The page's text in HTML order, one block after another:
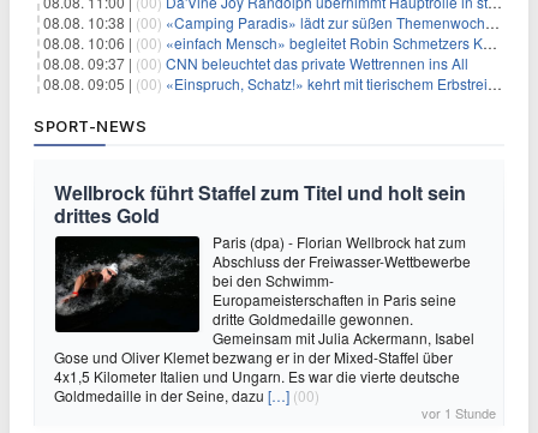
08.08. 10:38 | (00) «Camping Paradis» lädt zur süßen Themenwoche ein
08.08. 10:06 | (00) «einfach Mensch» begleitet Robin Schmetzers Kampf gegen eine seltene Krankheit
08.08. 09:37 | (00) CNN beleuchtet das private Wettrennen ins All
08.08. 09:05 | (00) «Einspruch, Schatz!» kehrt mit tierischem Erbstreit zurück
SPORT-NEWS
Wellbrock führt Staffel zum Titel und holt sein
drittes Gold
Paris (dpa) - Florian Wellbrock hat zum
Abschluss der Freiwasser-Wettbewerbe
bei den Schwimm-
Europameisterschaften in Paris seine
dritte Goldmedaille gewonnen.
Gemeinsam mit Julia Ackermann, Isabel
Gose und Oliver Klemet bezwang er in der Mixed-Staffel über
4x1,5 Kilometer Italien und Ungarn. Es war die vierte deutsche
Goldmedaille in der Seine, dazu […] (00)
vor 1 Stunde